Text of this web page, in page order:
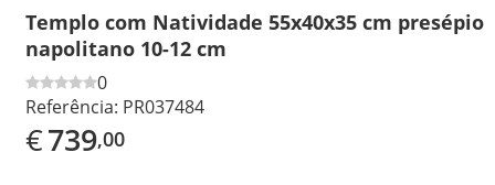
Templo com Natividade 55x40x35 cm presépio
napolitano 10-12 cm
0
Referência: PR037484
€739,00